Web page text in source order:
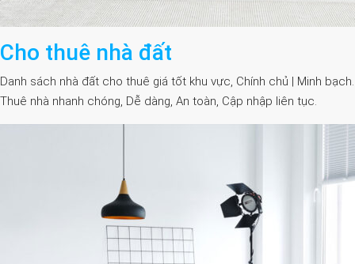
Cho thuê nhà đất
Danh sách nhà đất cho thuê giá tốt khu vực, Chính chủ | Minh bạch.
Thuê nhà nhanh chóng, Dễ dàng, An toàn, Cập nhập liên tục.